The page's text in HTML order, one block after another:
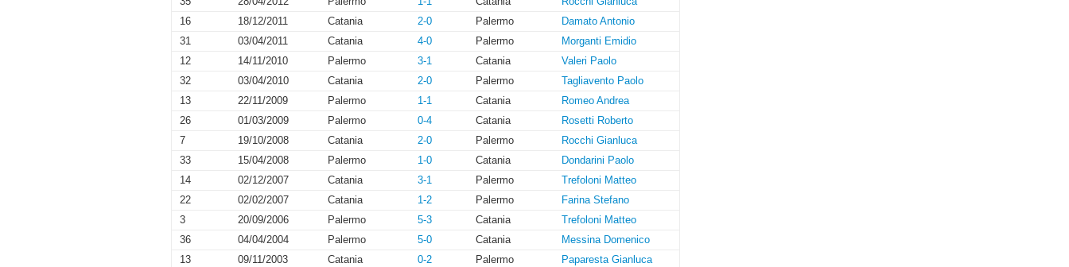
16
18/12/2011 Catania 2-0 Palermo
Damato Antonio
31
03/04/2011 Catania 4-0 Palermo
Morganti Emidio
12
14/11/2010 Palermo 3-1 Catania
Valeri Paolo
32
03/04/2010 Catania 2-0 Palermo
Tagliavento Paolo
13
22/11/2009 Palermo 1-1 Catania
Romeo Andrea
26
01/03/2009 Palermo 0-4 Catania
Rosetti Roberto
7
19/10/2008 Catania 2-0 Palermo
Rocchi Gianluca
33
15/04/2008 Palermo 1-0 Catania
Dondarini Paolo
14
02/12/2007 Catania 3-1 Palermo
Trefoloni Matteo
22
02/02/2007 Catania 1-2 Palermo
Farina Stefano
3
20/09/2006 Palermo 5-3 Catania
Trefoloni Matteo
36
04/04/2004 Palermo 5-0 Catania
Messina Domenico
13
09/11/2003 Catania 0-2 Palermo
Paparesta Gianluca